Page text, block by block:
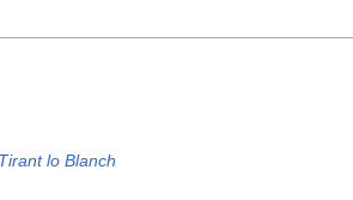
Tirant lo Blanch